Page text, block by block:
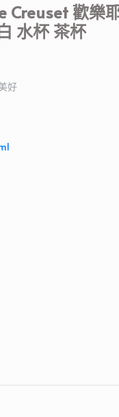
Creuset 歡樂
水杯 茶杯
好